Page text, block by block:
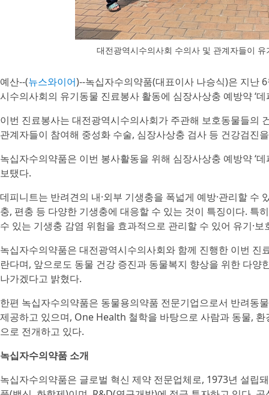
대전광역시수의사회 수의사 및 관계자들이
예산--(뉴스와이어)--녹십자수의약품(대표이사 나승식)은 지난
시수의사회의 유기동물 진료봉사 활동에 심장사상충 예방약 ‘
이번 진료봉사는 대전광역시수의사회가 주관해 보호동물들의
관계자들이 참여해 중성화 수술, 심장사상충 검사 등 건강검진
녹십자수의약품은 이번 봉사활동을 위해 심장사상충 예방약 ‘
보탰다.
데피니트는 반려견의 내·외부 기생충을 폭넓게 예방·관리할
충, 편충 등 다양한 기생충에 대응할 수 있는 것이 특징이다. 특
수 있는 기생충 감염 위험을 효과적으로 관리할 수 있어 유기·
녹십자수의약품은 대전광역시수의사회와 함께 진행한 이번
란다며, 앞으로도 동물 건강 증진과 동물복지 향상을 위한 다
나가겠다고 밝혔다.
한편 녹십자수의약품은 동물용의약품 전문기업으로서 반려동
제공하고 있으며, One Health 철학을 바탕으로 사람과 동물,
으로 전개하고 있다.
녹십자수의약품 소개
녹십자수의약품은 글로벌 혁신 제약 전문업체로, 1973년 설립